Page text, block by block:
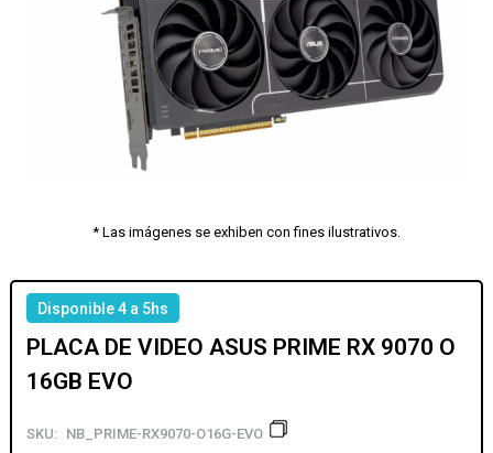
* Las imágenes se exhiben con fines ilustrativos.
Disponible 4 a 5hs
PLACA DE VIDEO ASUS PRIME RX 9070 O
16GB EVO
SKU: NB_PRIME-RX9070-O16G-EVO